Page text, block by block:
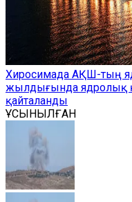
Хиросимада АҚШ-тың
жылдығында ядролық
қайталанды
ҰСЫНЫЛҒАН